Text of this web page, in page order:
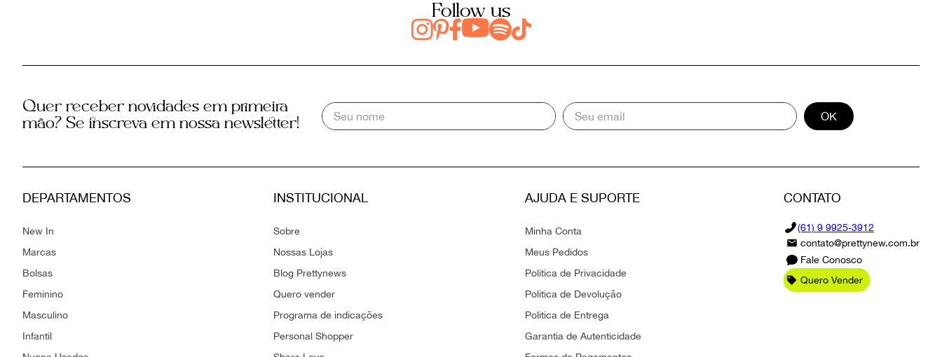
Follow us
Quer receber novidades em primeira
mão? Se inscreva em nossa newsletter!
OK
DEPARTAMENTOS
New In
Marcas
Bolsas
Feminino
Masculino
Infantil
INSTITUCIONAL
Sobre
Nossas Lojas
Blog Prettynews
Quero vender
Programa de indicações
Personal Shopper
AJUDA E SUPORTE
Minha Conta
Meus Pedidos
Politica de Privacidade
Politica de Devolução
Politica de Entrega
Garantia de Autenticidade
CONTATO
(61) 9 9925-3912
contato@prettynew.com.br
Fale Conosco
Quero Vender